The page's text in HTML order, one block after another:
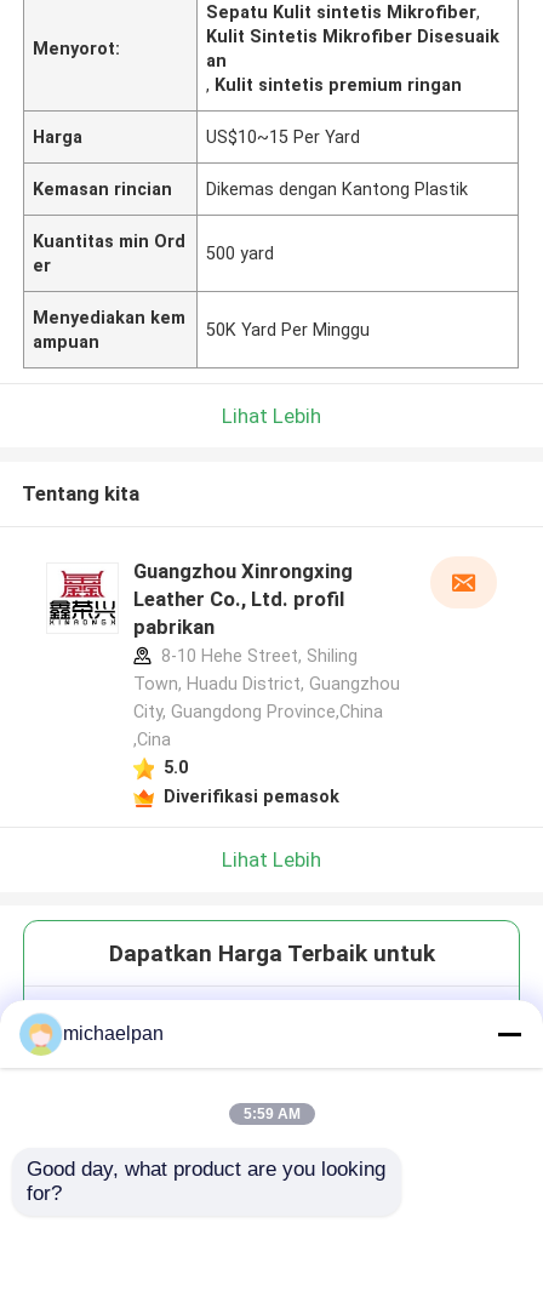
Menyorot:
Sepatu Kulit sintetis Mikrofiber,
Kulit Sintetis Mikrofiber Disesuaik
an
, Kulit sintetis premium ringan
Harga US$10~15 Per Yard
Kemasan rincian Dikemas dengan Kantong Plastik
Kuantitas min Ord
er
500 yard
Menyediakan kem
ampuan
50K Yard Per Minggu
Lihat Lebih
Tentang kita
Guangzhou Xinrongxing
Leather Co., Ltd. profil
pabrikan
8-10 Hehe Street, Shiling
Town, Huadu District, Guangzhou
City, Guangdong Province,China
,Cina
5.0
Diverifikasi pemasok
Lihat Lebih
Dapatkan Harga Terbaik untuk
michaelpan
5:59 AM
Good day, what product are you looking
for?